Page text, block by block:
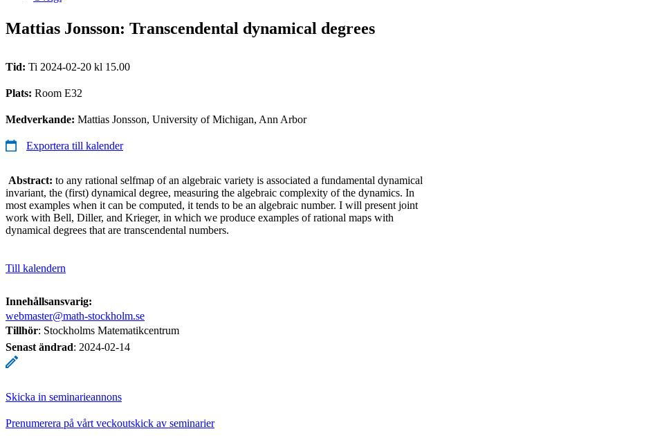
Mattias Jonsson: Transcendental dynamical degrees
Tid: Ti 2024-02-20 kl 15.00
Plats: Room E32
Medverkande: Mattias Jonsson, University of Michigan, Ann Arbor
Exportera till kalender
Abstract: to any rational selfmap of an algebraic variety is associated a fundamental dynamical
invariant, the (first) dynamical degree, measuring the algebraic complexity of the dynamics. In
most examples when it can be computed, it tends to be an algebraic number. I will present joint
work with Bell, Diller, and Krieger, in which we produce examples of rational maps with
dynamical degrees that are transcendental numbers.
Till kalendern
Innehållsansvarig:
webmaster@math-stockholm.se
Tillhör: Stockholms Matematikcentrum
Senast ändrad: 2024-02-14
Skicka in seminarieannons
Prenumerera på vårt veckoutskick av seminarier